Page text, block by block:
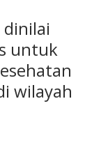
untuk
wilayah